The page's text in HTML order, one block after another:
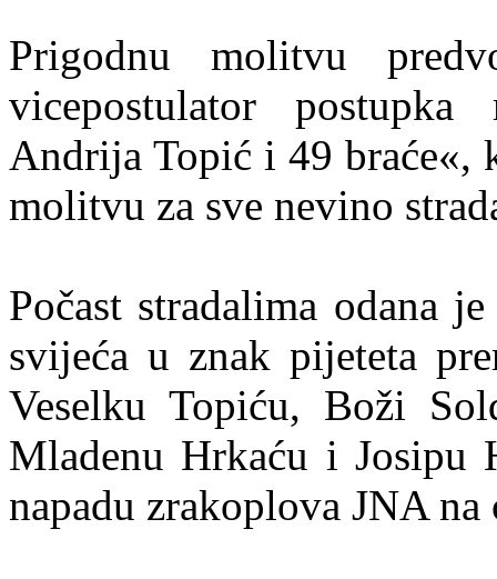
Prigodnu molitvu
vicepostulator
Andrija Topić i 49 braće«,
molitvu za sve nevino
Počast stradalima odana
svijeća u znak pijeteta
Veselku Topiću, Boži
Mladenu Hrkaću i
napadu zrakoplova JNA